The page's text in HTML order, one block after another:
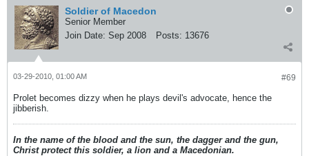
Soldier of Macedon
Senior Member
Join Date: Sep 2008 Posts: 13676
#69
03-29-2010, 01:00 AM
Prolet becomes dizzy when he plays devil's advocate, hence the
jibberish.
In the name of the blood and the sun, the dagger and the gun,
Christ protect this soldier, a lion and a Macedonian.